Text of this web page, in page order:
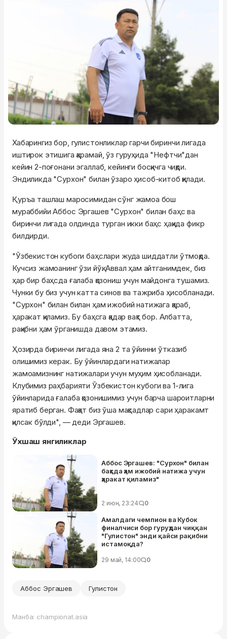
Хабарингиз бор, гулистонликлар гарчи биринчи лигада
иштирок этишига қарамай, ўз гуруҳида "Нефтчи"дан
кейин 2-поғонани эгаллаб, кейинги босқичга чиқди.
Эндиликда "Сурхон" билан ўзаро ҳисоб-китоб қилади.
Қуръа ташлаш маросимидан сўнг жамоа бош
мураббийи Аббос Эргашев "Сурхон" билан баҳс ва
биринчи лигада олдинда турган икки баҳс ҳақида фикр
билдирди.
"Ўзбекистон кубоги баҳслари жуда шиддатли ўтмоқда.
Кучсиз жамоанинг ўзи йўқ. Аввал ҳам айтганимдек, биз
ҳар бир баҳсда ғалаба қозониш учун майдонга тушамиз.
Чунки бу биз учун катта синов ва тажриба ҳисобланади.
"Сурхон" билан билан ҳам ижобий натижага қараб,
ҳаракат қиламиз. Бу баҳсга қадар вақт бор. Албатта,
рақибни ҳам ўрганишда давом этамиз.
Ҳозирда биринчи лигада яна 2 та ўйинни ўтказиб
олишимиз керак. Бу ўйинлардаги натижалар
жамоамизнинг натижалари учун муҳим ҳисобланади.
Клубимиз раҳбарияти Ўзбекистон кубоги ва 1-лига
ўйинларида ғалаба қозонишимиз учун барча шароитларни
яратиб берган. Фақат биз ўша мақсадлар сари ҳаракамт
қилсак бўлди", — деди Эргашев.
Ўхшаш янгиликлар
Аббос Эргашев: "Сурхон" билан
баҳсда ҳам ижобий натижа учун
ҳаракат қиламиз"
2 июн, 23:24 0
Амалдаги чемпион ва Кубок
финалчиси бор гуруҳдан чиққан
"Гулистон" энди қайси рақибни
истамоқда?
29 май, 14:00 0
Аббос Эргашев Гулистон
Манба: championat.asia